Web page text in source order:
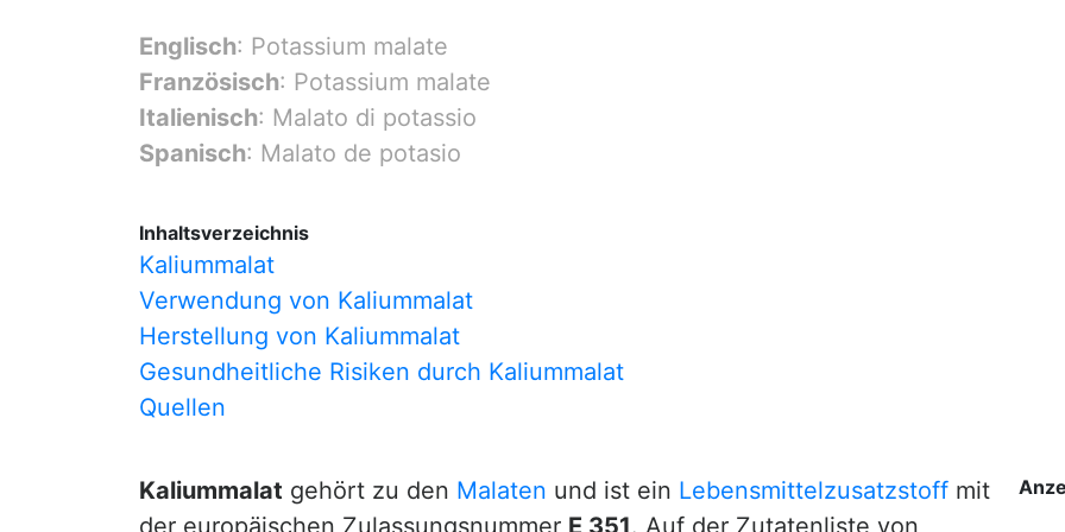
Englisch: Potassium malate
Französisch: Potassium malate
Italienisch: Malato di potassio
Spanisch: Malato de potasio
Inhaltsverzeichnis
Kaliummalat
Verwendung von Kaliummalat
Herstellung von Kaliummalat
Gesundheitliche Risiken durch Kaliummalat
Quellen
Kaliummalat gehört zu den Malaten und ist ein Lebensmittelzusatzstoff mit
der europäischen Zulassungsnummer E 351. Auf der Zutatenliste von